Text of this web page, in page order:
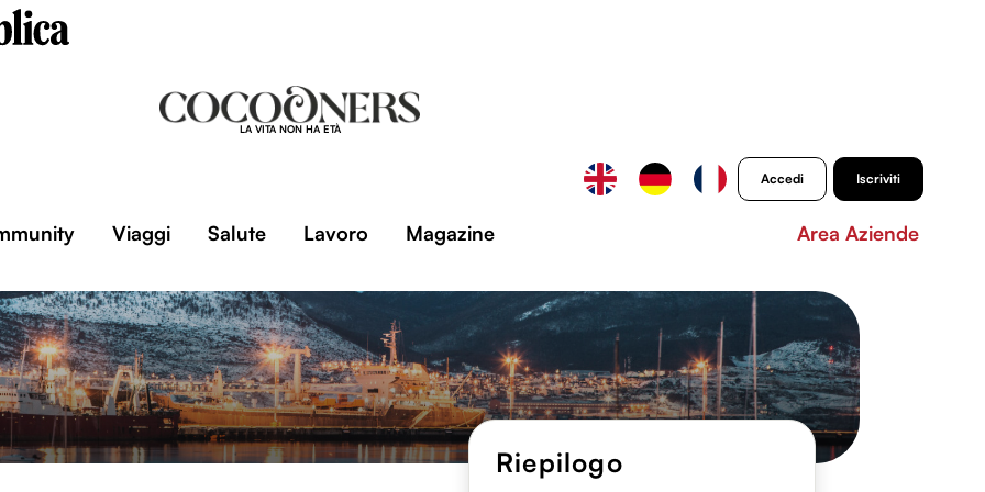
LA VITA NON HA ETÀ
Accedi Iscriviti
Viaggi Salute Lavoro Magazine Area Aziende
Riepilogo